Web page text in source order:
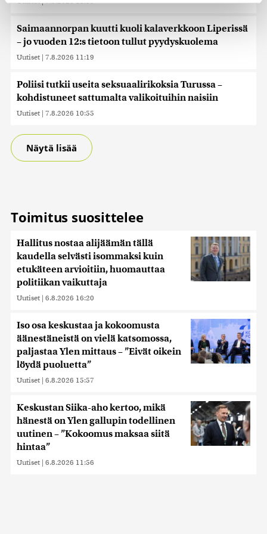
räätälöimiseen, sosiaalisen median ominaisuuksien
tukemiseen ja kävijämäärämme analysoimiseen. Lisäksi
jaamme sosiaalisen median, mainosalan ja analytiikka-
sivustoamme. Kumppanimme voivat yhdistää näitä
tietoja muihin tietoihin, joita olet antanut heille tai joita on
kerätty, kun olet käyttänyt heidän palvelujaan. Tietoja
Saimaannorpan kuutti kuoli kalaverkkoon Liperissä
– jo vuoden 12:s tietoon tullut pyydyskuolema
Uutiset | 7.8.2026 11:19
Poliisi tutkii useita seksuaalirikoksia Turussa –
kohdistuneet sattumalta valikoituihin naisiin
Uutiset | 7.8.2026 10:55
Näytä lisää
Toimitus suosittelee
Hallitus nostaa alijäämän tällä
kaudella selvästi isommaksi kuin
etukäteen arvioitiin, huomauttaa
politiikan vaikuttaja
Uutiset | 6.8.2026 16:20
Iso osa keskustaa ja kokoomusta
äänestäneistä on vielä katsomossa,
paljastaa Ylen mittaus – ”Eivät oikein
löydä puoluetta”
Uutiset | 6.8.2026 15:57
Keskustan Siika-aho kertoo, mikä
hänestä on Ylen gallupin todellinen
uutinen – ”Kokoomus maksaa siitä
hintaa”
Uutiset | 6.8.2026 11:56